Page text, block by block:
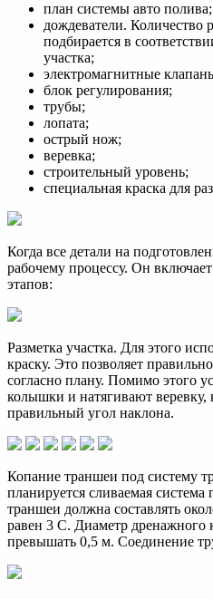
план системы авто полива;
дождеватели. Количество
подбирается в
участка;
электромагнитные
блок регулирования;
трубы;
лопата;
острый нож;
веревка;
строительный уровень;
специальная краска для
Когда все детали на
рабочему процессу. Он
этапов:
Разметка участка. Для этого
краску. Это позволяет
согласно плану. Помимо этого
колышки и натягивают веревку,
правильный угол наклона.
Копание траншеи под систему
планируется сливаемая
траншеи должна составлять
равен 3 С. Диаметр дренажного
превышать 0,5 м. Соединение